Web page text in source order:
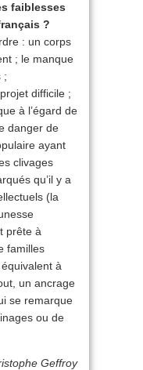
faiblesses
?
: un corps
; le manque
;
difficile ;
à l’égard de
danger de
ayant
clivages
qu’il y a
(la
prête à
familles
à
un ancrage
se remarque
ou de
Geffroy